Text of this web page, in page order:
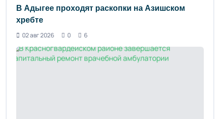
В Адыгее проходят раскопки на Азишском
хребте
02 авг 2026
0 6